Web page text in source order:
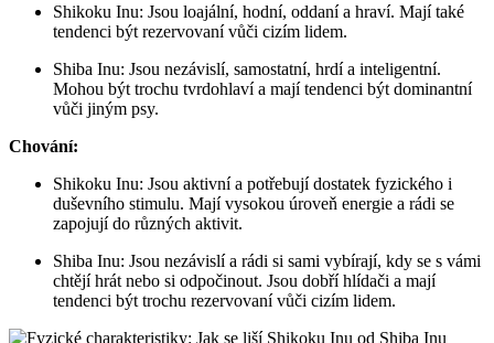
Shikoku Inu: Jsou loajální, hodní, oddaní a hraví. Mají také
tendenci být rezervovaní vůči cizím lidem.
Shiba Inu: Jsou nezávislí, samostatní, hrdí a inteligentní.
Mohou být trochu tvrdohlaví a mají tendenci být dominantní
vůči jiným psy.
Chování:
Shikoku Inu: Jsou aktivní a potřebují dostatek fyzického i
duševního stimulu. Mají vysokou úroveň energie a rádi se
zapojují do různých aktivit.
Shiba Inu: Jsou nezávislí a rádi si sami vybírají, kdy se s vámi
chtějí hrát nebo si odpočinout. Jsou dobří hlídači a mají
tendenci být trochu rezervovaní vůči cizím lidem.